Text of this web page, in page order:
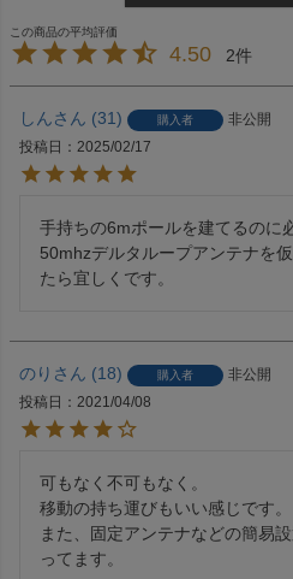
4.50 2
しん 31 購入者
非公開
投稿日
2025/02/17
手持ちの6mポールを建てるのに
50mhzデルタループアンテナを
たら宜しくです。
のり 18 購入者
非公開
投稿日
2021/04/08
可もなく不可もなく。
移動の持ち運びもいい感じです。
また、固定アンテナなどの簡易
ってます。